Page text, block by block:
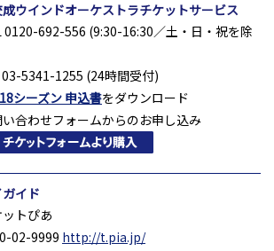
ウインドオーケストラチケットサービス
0120-692-556 (9:30-16:30／土・日・祝を除
03-5341-1255 (24時間受付)
シーズン 申込書をダウンロード
い合わせフォームからのお申し込み
イド
トぴあ
02-9999 http://t.pia.jp/